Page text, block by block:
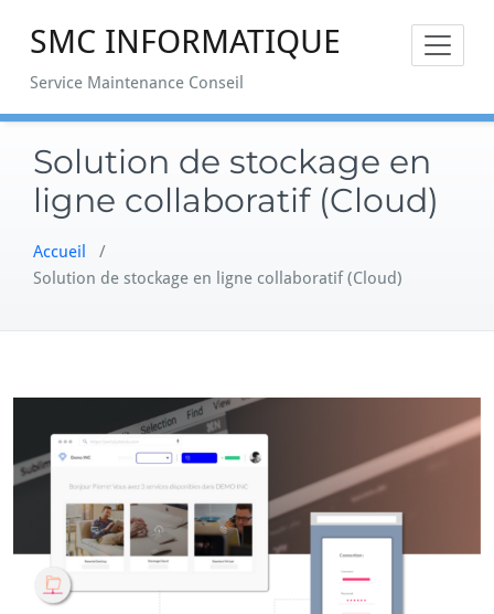
SMC INFORMATIQUE
Service Maintenance Conseil
Solution de stockage en
ligne collaboratif (Cloud)
Accueil
/
Solution de stockage en ligne collaboratif (Cloud)